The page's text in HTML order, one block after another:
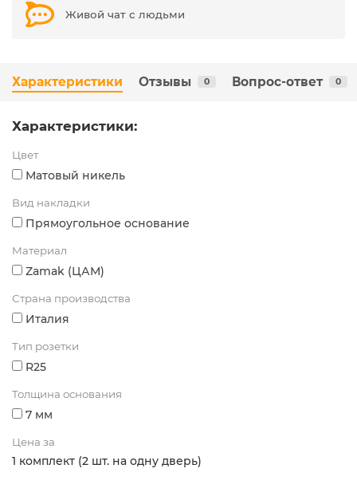
Живой чат с людьми
Характеристики Отзывы 0 Вопрос-ответ 0
Характеристики:
Цвет
Матовый никель
Вид накладки
Прямоугольное основание
Материал
Zamak (ЦАМ)
Страна производства
Италия
Тип розетки
R25
Толщина основания
7 мм
Цена за
1 комплект (2 шт. на одну дверь)